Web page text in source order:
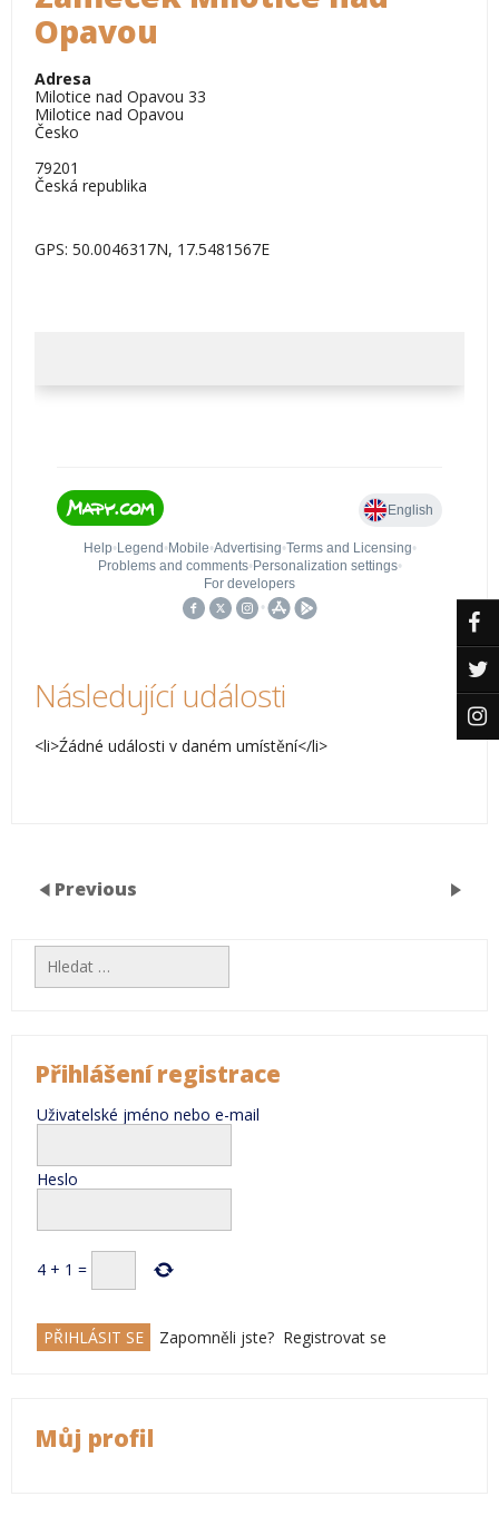
Opavou
Adresa
Milotice nad Opavou 33
Milotice nad Opavou
Česko
79201
Česká republika
GPS: 50.0046317N, 17.5481567E
Následující události
<li>Źádné události v daném umístění</li>
Previous
Vyhledávání
Přihlášení registrace
Uživatelské jméno nebo e-mail
Heslo
4 + 1 =
Zapomněli jste? Registrovat se
Můj profil